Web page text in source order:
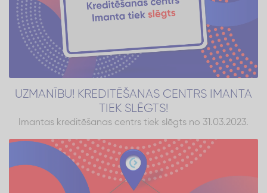
UZMANĪBU! KREDITĒŠANAS CENTRS IMANTA
TIEK SLĒGTS!
Imantas kreditēšanas centrs tiek slēgts no 31.03.2023.